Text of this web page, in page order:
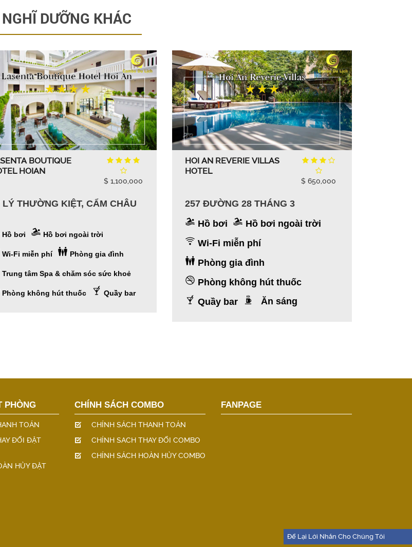
NGHĨ DƯỠNG KHÁC
BOUTIQUE
HOIAN
$ 1,100,000
LÝ THƯỜNG KIỆT, CẨM CHÂU
Hồ bơi Hồ bơi ngoài trời
Wi-Fi miễn phí Phòng gia đình
Trung tâm Spa & chăm sóc sức khoẻ
Phòng không hút thuốc Quầy bar
HOI AN REVERIE VILLAS
HOTEL
$ 650,000
257 ĐƯỜNG 28 THÁNG 3
Hồ bơi
Hồ bơi ngoài trời
Wi-Fi miễn phí
Phòng gia đình
Phòng không hút thuốc
Quầy bar
Ăn sáng
PHÒNG
TOÁN
ĐỔI ĐẶT
HỦY ĐẶT
CHÍNH SÁCH COMBO
CHÍNH SÁCH THANH TOÁN
CHÍNH SACH THAY ĐỔI COMBO
CHÍNH SÁCH HOÀN HỦY COMBO
FANPAGE
Để Lại Lời Nhắn Cho Chúng Tôi